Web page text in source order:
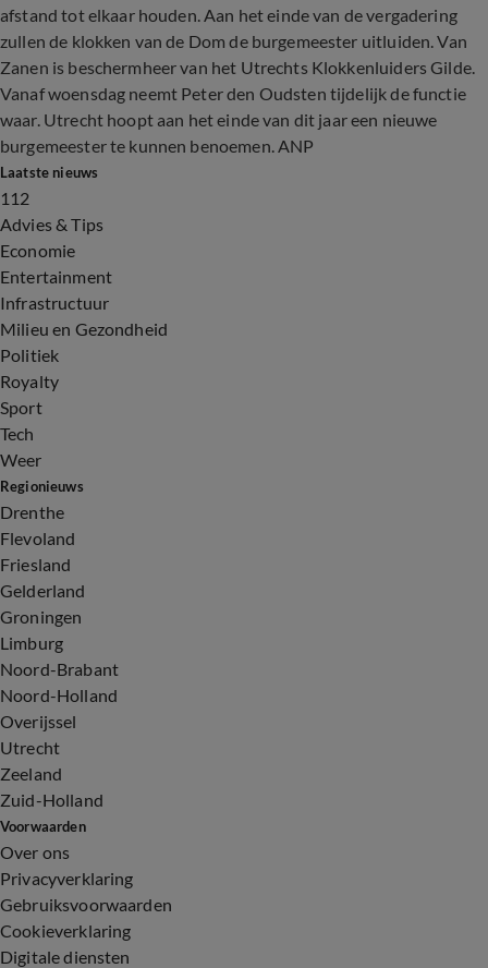
afstand tot elkaar houden. Aan het einde van de vergadering
zullen de klokken van de Dom de burgemeester uitluiden. Van
Zanen is beschermheer van het Utrechts Klokkenluiders Gilde.
Vanaf woensdag neemt Peter den Oudsten tijdelijk de functie
waar. Utrecht hoopt aan het einde van dit jaar een nieuwe
burgemeester te kunnen benoemen. ANP
Laatste nieuws
112
Advies & Tips
Economie
Entertainment
Infrastructuur
Milieu en Gezondheid
Politiek
Royalty
Sport
Tech
Weer
Regionieuws
Drenthe
Flevoland
Friesland
Gelderland
Groningen
Limburg
Noord-Brabant
Noord-Holland
Overijssel
Utrecht
Zeeland
Zuid-Holland
Voorwaarden
Over ons
Privacyverklaring
Gebruiksvoorwaarden
Cookieverklaring
Digitale diensten